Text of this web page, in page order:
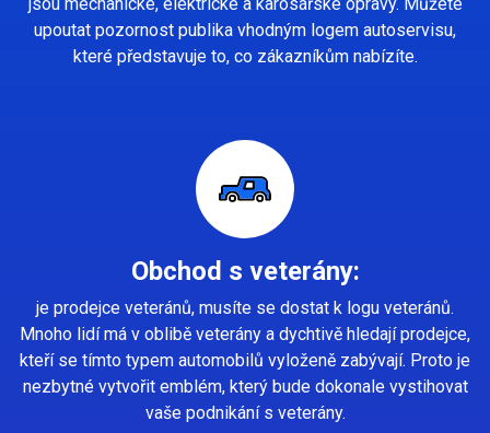
upoutat pozornost publika vhodným logem autoservisu,
které představuje to, co zákazníkům nabízíte.
Obchod s veterány:
je prodejce veteránů, musíte se dostat k logu veteránů.
Mnoho lidí má v oblibě veterány a dychtivě hledají prodejce,
kteří se tímto typem automobilů vyloženě zabývají. Proto je
nezbytné vytvořit emblém, který bude dokonale vystihovat
vaše podnikání s veterány.